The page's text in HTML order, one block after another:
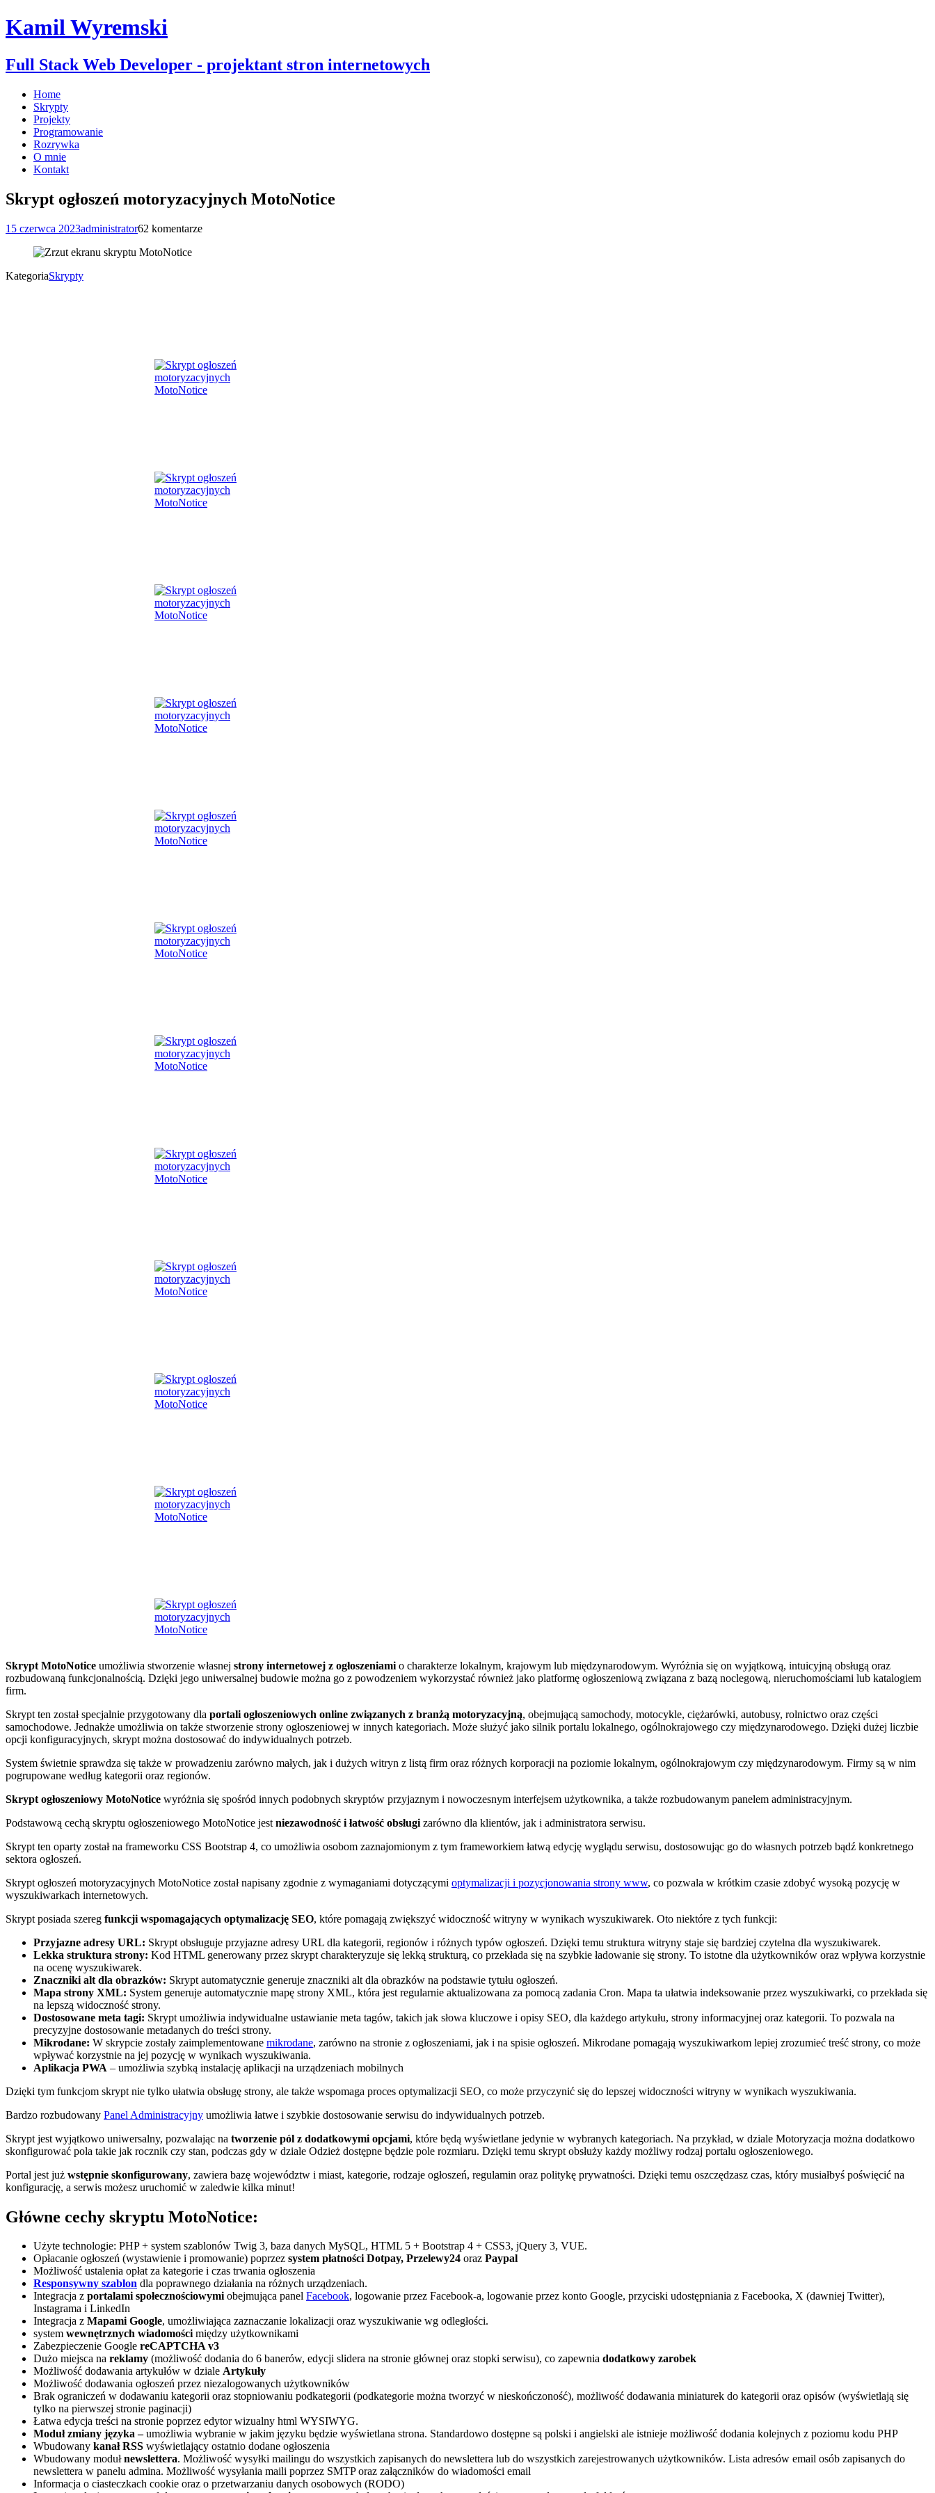
Kamil Wyremski
Full Stack Web Developer - projektant stron internetowych
Home
Skrypty
Projekty
Programowanie
Rozrywka
O mnie
Kontakt
Skrypt ogłoszeń motoryzacyjnych MotoNotice
15 czerwca 2023administrator62 komentarze
KategoriaSkrypty
Skrypt MotoNotice umożliwia stworzenie własnej strony internetowej z ogłoszeniami o charakterze lokalnym, krajowym lub międzynarodowym. Wyróżnia się on wyjątkową, intuicyjną obsługą oraz
rozbudowaną funkcjonalnością. Dzięki jego uniwersalnej budowie można go z powodzeniem wykorzystać również jako platformę ogłoszeniową związana z bazą noclegową, nieruchomościami lub katalogiem
firm.
Skrypt ten został specjalnie przygotowany dla portali ogłoszeniowych online związanych z branżą motoryzacyjną, obejmującą samochody, motocykle, ciężarówki, autobusy, rolnictwo oraz części
samochodowe. Jednakże umożliwia on także stworzenie strony ogłoszeniowej w innych kategoriach. Może służyć jako silnik portalu lokalnego, ogólnokrajowego czy międzynarodowego. Dzięki dużej liczbie
opcji konfiguracyjnych, skrypt można dostosować do indywidualnych potrzeb.
System świetnie sprawdza się także w prowadzeniu zarówno małych, jak i dużych witryn z listą firm oraz różnych korporacji na poziomie lokalnym, ogólnokrajowym czy międzynarodowym. Firmy są w nim
pogrupowane według kategorii oraz regionów.
Skrypt ogłoszeniowy MotoNotice wyróżnia się spośród innych podobnych skryptów przyjaznym i nowoczesnym interfejsem użytkownika, a także rozbudowanym panelem administracyjnym.
Podstawową cechą skryptu ogłoszeniowego MotoNotice jest niezawodność i łatwość obsługi zarówno dla klientów, jak i administratora serwisu.
Skrypt ten oparty został na frameworku CSS Bootstrap 4, co umożliwia osobom zaznajomionym z tym frameworkiem łatwą edycję wyglądu serwisu, dostosowując go do własnych potrzeb bądź konkretnego
sektora ogłoszeń.
Skrypt ogłoszeń motoryzacyjnych MotoNotice został napisany zgodnie z wymaganiami dotyczącymi optymalizacji i pozycjonowania strony www, co pozwala w krótkim czasie zdobyć wysoką pozycję w
wyszukiwarkach internetowych.
Skrypt posiada szereg funkcji wspomagających optymalizację SEO, które pomagają zwiększyć widoczność witryny w wynikach wyszukiwarek. Oto niektóre z tych funkcji:
Przyjazne adresy URL: Skrypt obsługuje przyjazne adresy URL dla kategorii, regionów i różnych typów ogłoszeń. Dzięki temu struktura witryny staje się bardziej czytelna dla wyszukiwarek.
Lekka struktura strony: Kod HTML generowany przez skrypt charakteryzuje się lekką strukturą, co przekłada się na szybkie ładowanie się strony. To istotne dla użytkowników oraz wpływa korzystnie
na ocenę wyszukiwarek.
Znaczniki alt dla obrazków: Skrypt automatycznie generuje znaczniki alt dla obrazków na podstawie tytułu ogłoszeń.
Mapa strony XML: System generuje automatycznie mapę strony XML, która jest regularnie aktualizowana za pomocą zadania Cron. Mapa ta ułatwia indeksowanie przez wyszukiwarki, co przekłada się
na lepszą widoczność strony.
Dostosowane meta tagi: Skrypt umożliwia indywidualne ustawianie meta tagów, takich jak słowa kluczowe i opisy SEO, dla każdego artykułu, strony informacyjnej oraz kategorii. To pozwala na
precyzyjne dostosowanie metadanych do treści strony.
Mikrodane: W skrypcie zostały zaimplementowane mikrodane, zarówno na stronie z ogłoszeniami, jak i na spisie ogłoszeń. Mikrodane pomagają wyszukiwarkom lepiej zrozumieć treść strony, co może
wpływać korzystnie na jej pozycję w wynikach wyszukiwania.
Aplikacja PWA – umożliwia szybką instalację aplikacji na urządzeniach mobilnych
Dzięki tym funkcjom skrypt nie tylko ułatwia obsługę strony, ale także wspomaga proces optymalizacji SEO, co może przyczynić się do lepszej widoczności witryny w wynikach wyszukiwania.
Bardzo rozbudowany Panel Administracyjny umożliwia łatwe i szybkie dostosowanie serwisu do indywidualnych potrzeb.
Skrypt jest wyjątkowo uniwersalny, pozwalając na tworzenie pól z dodatkowymi opcjami, które będą wyświetlane jedynie w wybranych kategoriach. Na przykład, w dziale Motoryzacja można dodatkowo
skonfigurować pola takie jak rocznik czy stan, podczas gdy w dziale Odzież dostępne będzie pole rozmiaru. Dzięki temu skrypt obsłuży każdy możliwy rodzaj portalu ogłoszeniowego.
Portal jest już wstępnie skonfigurowany, zawiera bazę województw i miast, kategorie, rodzaje ogłoszeń, regulamin oraz politykę prywatności. Dzięki temu oszczędzasz czas, który musiałbyś poświęcić na
konfigurację, a serwis możesz uruchomić w zaledwie kilka minut!
Główne cechy skryptu MotoNotice:
Użyte technologie: PHP + system szablonów Twig 3, baza danych MySQL, HTML 5 + Bootstrap 4 + CSS3, jQuery 3, VUE.
Opłacanie ogłoszeń (wystawienie i promowanie) poprzez system płatności Dotpay, Przelewy24 oraz Paypal
Możliwość ustalenia opłat za kategorie i czas trwania ogłoszenia
Responsywny szablon dla poprawnego działania na różnych urządzeniach.
Integracja z portalami społecznościowymiobejmująca panel Facebook, logowanie przez Facebook-a, logowanie przez konto Google, przyciski udostępniania z Facebooka, X (dawniej Twitter),
Instagrama i LinkedIn
Integracja z Mapami Google, umożliwiająca zaznaczanie lokalizacji oraz wyszukiwanie wg odległości.
system wewnętrznych wiadomościmiędzy użytkownikami
Zabezpieczenie Google reCAPTCHA v3
Dużo miejsca na reklamy (możliwość dodania do 6 banerów, edycji slidera na stronie głównej oraz stopki serwisu), co zapewnia dodatkowy zarobek
Możliwość dodawania artykułów w dziale Artykuły
Możliwość dodawania ogłoszeń przez niezalogowanych użytkowników
Brak ograniczeń w dodawaniu kategorii oraz stopniowaniu podkategorii (podkategorie można tworzyć w nieskończoność), możliwość dodawania miniaturek do kategorii oraz opisów (wyświetlają się
tylko na pierwszej stronie paginacji)
Łatwa edycja treści na stronie poprzez edytor wizualny html WYSIWYG.
Moduł zmiany języka –umożliwia wybranie w jakim języku będzie wyświetlana strona. Standardowo dostępne są polski i angielski ale istnieje możliwość dodania kolejnych z poziomu kodu PHP
Wbudowany kanał RSS wyświetlający ostatnio dodane ogłoszenia
Wbudowany modułnewslettera. Możliwość wysyłki mailingu do wszystkich zapisanych do newslettera lub do wszystkich zarejestrowanych użytkowników. Lista adresów email osób zapisanych do
newslettera w panelu admina. Możliwość wysyłania maili poprzez SMTP oraz załączników do wiadomości email
Informacja o ciasteczkach cookie oraz o przetwarzaniu danych osobowych (RODO)